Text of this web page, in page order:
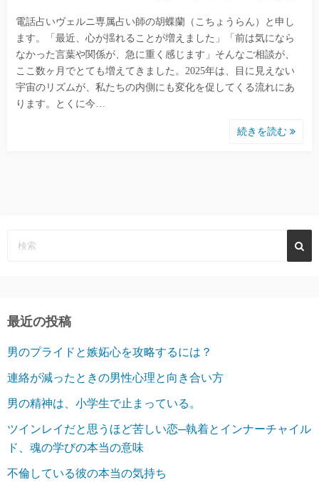
電話占いヴェルニ専属占い師の胡蝶蘭（こちょうらん）と申し
ます。「最近、心が揺れることが増えました」「前は気になら
なかった言葉や関係が、急に重く感じます」そんなご相談が、
ここ数ヶ月でとても増えてきました。2025年は、目に見えない
宇宙のリズムが、私たちの内側にも変化を促してくる流れにあ
ります。とくに今…
続きを読む
最近の投稿
男のプライドと嫉妬心を攻略するには？
連絡が減ったときの男性心理と向き合い方
男の精神は、小学生で止まっている。
ツインレイだと思うほど苦しい恋─執着とインナーチャイル
ド、魂の学びの本当の意味
不倫している彼の本当の気持ち